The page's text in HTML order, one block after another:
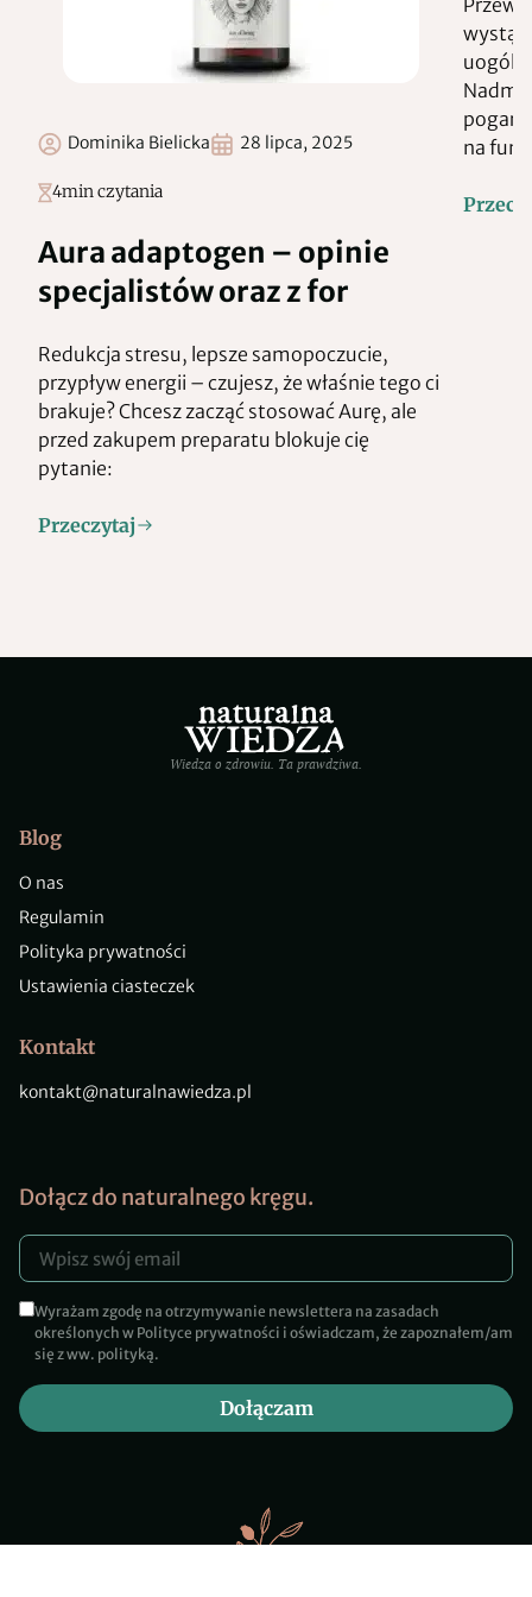
Dominika Bielicka 28 lipca, 2025
4min czytania
Aura adaptogen – opinie
specjalistów oraz z for
Redukcja stresu, lepsze samopoczucie,
przypływ energii – czujesz, że właśnie tego ci
brakuje? Chcesz zacząć stosować Aurę, ale
przed zakupem preparatu blokuje cię
pytanie:
Przeczytaj
na
Wiedza o zdrowiu. Ta prawdziwa.
Blog
O nas
Regulamin
Polityka prywatności
Ustawienia ciasteczek
Kontakt
kontakt@naturalnawiedza.pl
Dołącz do naturalnego kręgu.
Wyrażam zgodę na otrzymywanie newslettera na zasadach
określonych w Polityce prywatności i oświadczam, że zapoznałem/am
się z ww. polityką.
Dołączam